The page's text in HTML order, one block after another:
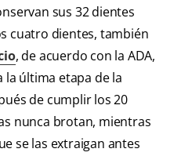
sus 32 dientes
cuatro dientes, también
, de acuerdo con la ADA,
la última etapa de la
de cumplir los 20
nunca brotan, mientras
se las extraigan antes